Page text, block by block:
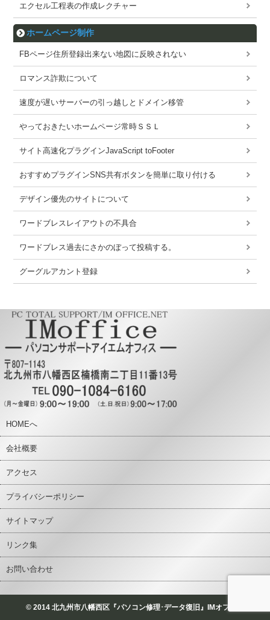
エクセル工程表の作成レクチャー
ホームページ制作
FBページ住所登録出来ない地図に反映されない
ロマンス詐欺について
速度が遅いサーバーの引っ越しとドメイン移管
やっておきたいホームページ常時ＳＳＬ
サイト高速化プラグインJavaScript toFooter
おすすめプラグインSNS共有ボタンを簡単に取り付ける
デザイン優先のサイトについて
ワードブレスレイアウトの不具合
ワードブレス過去にさかのぼって投稿する。
グーグルアカント登録
HOMEへ
会社概要
アクセス
プライバシーポリシー
サイトマップ
リンク集
お問い合わせ
© 2014 北九州市八幡西区『パソコン修理･データ復旧』IMオフィス